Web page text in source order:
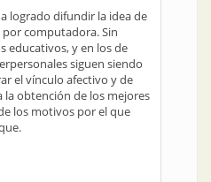
logrado difundir la idea de
computadora. Sin
educativos, y en los de
siguen siendo
el vínculo afectivo y de
la obtención de los mejores
los motivos por el que